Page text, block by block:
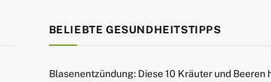
BELIEBTE GESUNDHEITSTIPPS
Blasenentzündung: Diese 10 Kräuter und Beeren